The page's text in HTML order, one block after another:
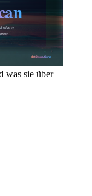
was sie über